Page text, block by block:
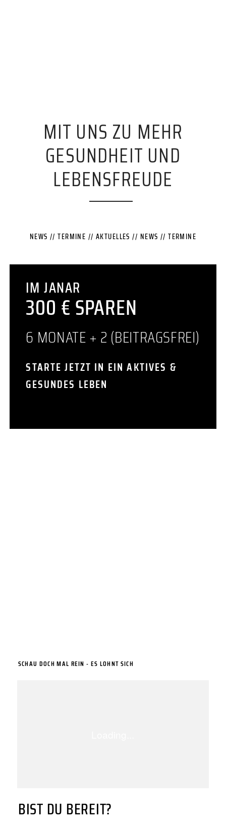
MIT UNS ZU MEHR
GESUNDHEIT UND
LEBENSFREUDE
NEWS // TERMINE // AKTUELLES // NEWS // TERMINE
IM JANAR
300 € SPAREN
6 MONATE + 2 (BEITRAGSFREI)
STARTE JETZT IN EIN AKTIVES &
GESUNDES LEBEN
SCHAU DOCH MAL REIN - ES LOHNT SICH
BIST DU BEREIT?